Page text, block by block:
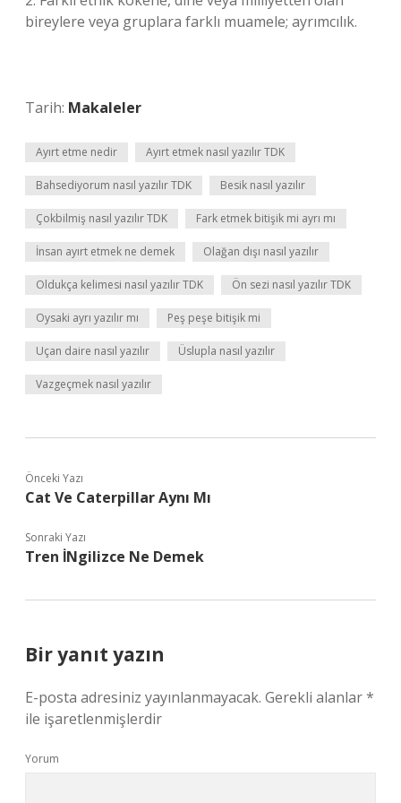
bireylere veya gruplara farklı muamele; ayrımcılık.
Tarih: Makaleler
Ayırt etme nedir Ayırt etmek nasıl yazılır TDK
Bahsediyorum nasıl yazılır TDK Besik nasıl yazılır
Çokbilmiş nasıl yazılır TDK Fark etmek bitişik mi ayrı mı
İnsan ayırt etmek ne demek Olağan dışı nasıl yazılır
Oldukça kelimesi nasıl yazılır TDK Ön sezi nasıl yazılır TDK
Oysaki ayrı yazılır mı Peş peşe bitişik mi
Uçan daire nasıl yazılır Üslupla nasıl yazılır
Vazgeçmek nasıl yazılır
Önceki Yazı
Cat Ve Caterpillar Aynı Mı
Sonraki Yazı
Tren İNgilizce Ne Demek
Bir yanıt yazın
E-posta adresiniz yayınlanmayacak. Gerekli alanlar*
ile işaretlenmişlerdir
Yorum